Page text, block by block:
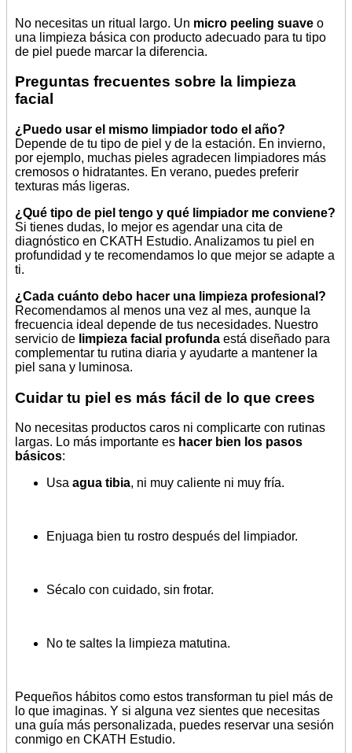
No necesitas un ritual largo. Un micro peeling suave o
una limpieza básica con producto adecuado para tu tipo
de piel puede marcar la diferencia.
Preguntas frecuentes sobre la limpieza
facial
¿Puedo usar el mismo limpiador todo el año?
Depende de tu tipo de piel y de la estación. En invierno,
por ejemplo, muchas pieles agradecen limpiadores más
cremosos o hidratantes. En verano, puedes preferir
texturas más ligeras.
¿Qué tipo de piel tengo y qué limpiador me conviene?
Si tienes dudas, lo mejor es agendar una cita de
diagnóstico en CKATH Estudio. Analizamos tu piel en
profundidad y te recomendamos lo que mejor se adapte a
ti.
¿Cada cuánto debo hacer una limpieza profesional?
Recomendamos al menos una vez al mes, aunque la
frecuencia ideal depende de tus necesidades. Nuestro
servicio de limpieza facial profunda está diseñado para
complementar tu rutina diaria y ayudarte a mantener la
piel sana y luminosa.
Cuidar tu piel es más fácil de lo que crees
No necesitas productos caros ni complicarte con rutinas
largas. Lo más importante es hacer bien los pasos
básicos:
Usa agua tibia, ni muy caliente ni muy fría.
Enjuaga bien tu rostro después del limpiador.
Sécalo con cuidado, sin frotar.
No te saltes la limpieza matutina.
Pequeños hábitos como estos transforman tu piel más de
lo que imaginas. Y si alguna vez sientes que necesitas
una guía más personalizada, puedes reservar una sesión
conmigo en CKATH Estudio.